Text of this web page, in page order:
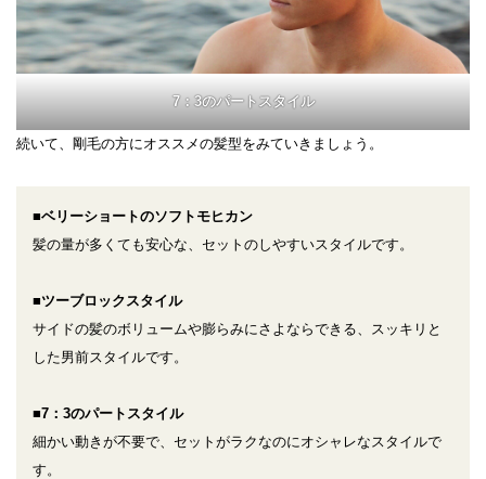
7：3のパートスタイル
続いて、剛毛の方にオススメの髪型をみていきましょう。
■ベリーショートのソフトモヒカン
髪の量が多くても安心な、セットのしやすいスタイルです。
■ツーブロックスタイル
サイドの髪のボリュームや膨らみにさよならできる、スッキリと
した男前スタイルです。
■7：3のパートスタイル
細かい動きが不要で、セットがラクなのにオシャレなスタイルで
す。